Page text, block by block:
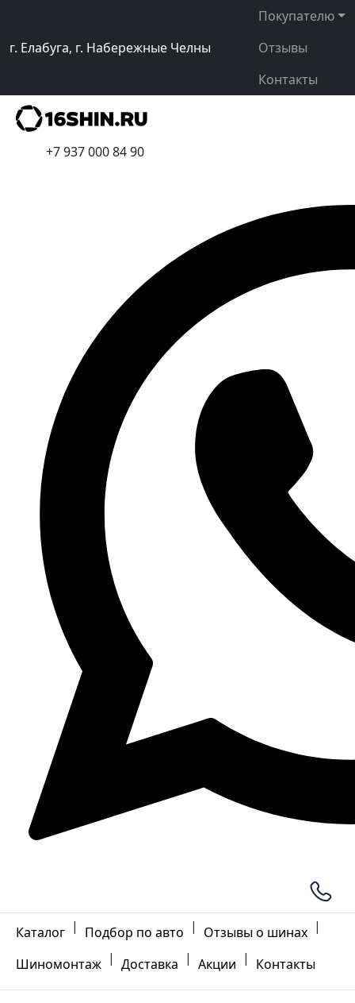
г. Елабуга, г. Набережные Челны
Покупателю
Отзывы
Контакты
+7 937 000 84 90
Каталог | Подбор по авто | Отзывы о шинах |
Шиномонтаж | Доставка | Акции | Контакты